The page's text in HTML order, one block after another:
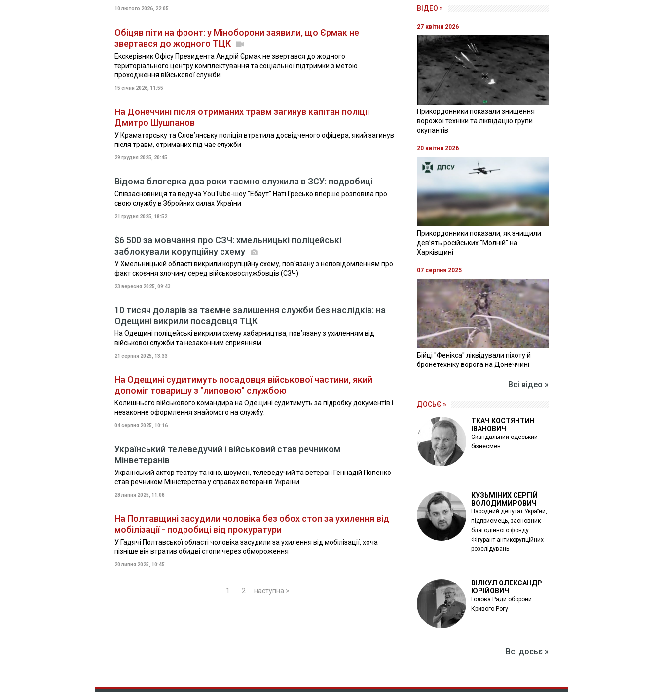
10 лютого 2026, 22:05
Обіцяв піти на фронт: у Міноборони заявили, що Єрмак не
звертався до жодного ТЦК
Екскерівник Офісу Президента Андрій Єрмак не звертався до жодного
територіального центру комплектування та соціальної підтримки з метою
проходження військової служби
15 січня 2026, 11:55
На Донеччині після отриманих травм загинув капітан поліції
Дмитро Шушпанов
У Краматорську та Слов’янську поліція втратила досвідченого офіцера, який загинув
після травм, отриманих під час служби
29 грудня 2025, 20:45
Відома блогерка два роки таємно служила в ЗСУ: подробиці
Співзасновниця та ведуча YouTube-шоу "Ебаут" Наті Гресько вперше розповіла про
свою службу в Збройних силах України
21 грудня 2025, 18:52
$6 500 за мовчання про СЗЧ: хмельницькі поліцейські
заблокували корупційну схему
У Хмельницькій області викрили корупційну схему, пов'язану з неповідомленням про
факт скоєння злочину серед військовослужбовців (СЗЧ)
23 вересня 2025, 09:43
10 тисяч доларів за таємне залишення служби без наслідків: на
Одещині викрили посадовця ТЦК
На Одещині поліцейські викрили схему хабарництва, пов’язану з ухиленням від
військової служби та незаконним сприянням
21 серпня 2025, 13:33
На Одещині судитимуть посадовця військової частини, який
допоміг товаришу з "липовою" службою
Колишнього військового командира на Одещині судитимуть за підробку документів і
незаконне оформлення знайомого на службу.
04 серпня 2025, 10:16
Український телеведучий і військовий став речником
Мінветеранів
Український актор театру та кіно, шоумен, телеведучий та ветеран Геннадій Попенко
став речником Міністерства у справах ветеранів України
28 липня 2025, 11:08
На Полтавщині засудили чоловіка без обох стоп за ухилення від
мобілізації - подробиці від прокуратури
У Гадячі Полтавської області чоловіка засудили за ухилення від мобілізації, хоча
пізніше він втратив обидві стопи через обмороження
20 липня 2025, 10:45
1 2 наступна >
ВІДЕО »
27 квітня 2026
Прикордонники показали знищення
ворожої техніки та ліквідацію групи
окупантів
20 квітня 2026
Прикордонники показали, як знищили
девʼять російських "Молній" на
Харківщині
07 серпня 2025
Бійці "Фенікса" ліквідували піхоту й
бронетехніку ворога на Донеччині
Всі відео »
ДОСЬЄ »
ТКАЧ КОСТЯНТИН
ІВАНОВИЧ
Скандальний одеський
бізнесмен
КУЗЬМІНИХ СЕРГІЙ
ВОЛОДИМИРОВИЧ
Народний депутат України,
підприємець, засновник
благодійного фонду.
Фігурант антикорупційних
розслідувань
ВІЛКУЛ ОЛЕКСАНДР
ЮРІЙОВИЧ
Голова Ради оборони
Кривого Рогу
Всі досьє »